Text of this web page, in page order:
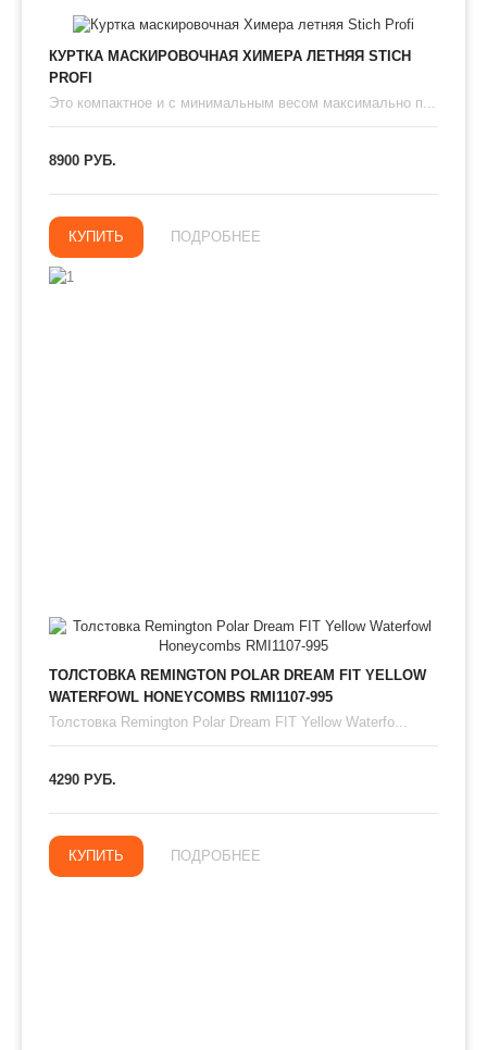
КУРТКА МАСКИРОВОЧНАЯ ХИМЕРА ЛЕТНЯЯ STICH
PROFI
Это компактное и с минимальным весом максимально п...
8900 РУБ.
КУПИТЬ ПОДРОБНЕЕ
ТОЛСТОВКА REMINGTON POLAR DREAM FIT YELLOW
WATERFOWL HONEYCOMBS RMI1107-995
Толстовка Remington Polar Dream FIT Yellow Waterfo...
4290 РУБ.
КУПИТЬ ПОДРОБНЕЕ